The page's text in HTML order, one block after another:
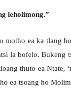
leholimong.”
motho ea ka tlang
la bofelo. Bukeng
thuto ea Ntate,
ea tsoang ho